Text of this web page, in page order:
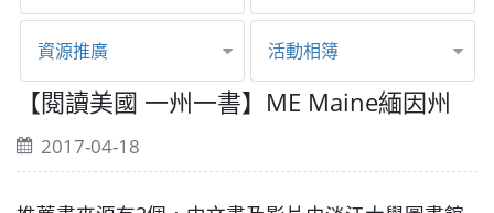
資源推廣 活動相簿
【閱讀美國 一州一書】ME Maine緬因州
2017-04-18